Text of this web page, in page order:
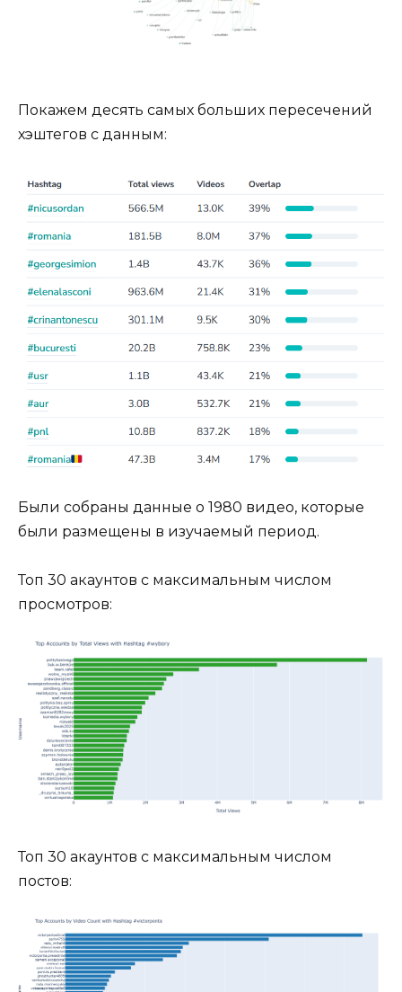
Покажем десять самых больших пересечений
хэштегов с данным:
Были собраны данные о 1980 видео, которые
были размещены в изучаемый период.
Топ 30 акаунтов с максимальным числом
просмотров:
Топ 30 акаунтов с максимальным числом
постов: